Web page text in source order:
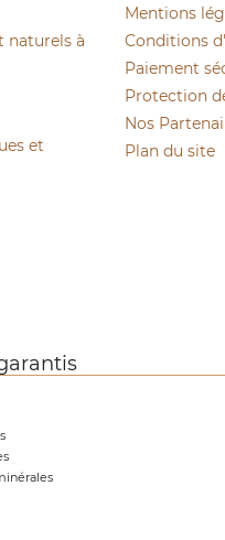
naturels à
et
Mentions
Conditions
Paiement
Protection
Nos
Plan du site